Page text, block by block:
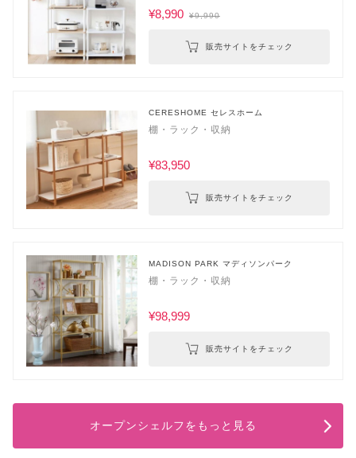
¥8,990 ¥9,990
販売サイトをチェック
CERESHOME セレスホーム
棚・ラック・収納
¥83,950
販売サイトをチェック
MADISON PARK マディソンパーク
棚・ラック・収納
¥98,999
販売サイトをチェック
オープンシェルフをもっと見る